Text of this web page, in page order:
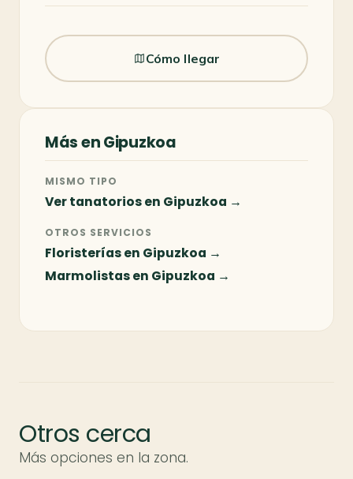
Cómo llegar
Más en Gipuzkoa
MISMO TIPO
Ver tanatorios en Gipuzkoa →
OTROS SERVICIOS
Floristerías en Gipuzkoa →
Marmolistas en Gipuzkoa →
Otros cerca
Más opciones en la zona.